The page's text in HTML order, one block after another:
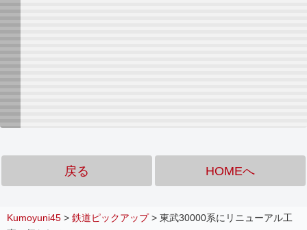
戻る HOMEへ
Kumoyuni45 > 鉄道ピックアップ> 東武30000系にリニューアル工